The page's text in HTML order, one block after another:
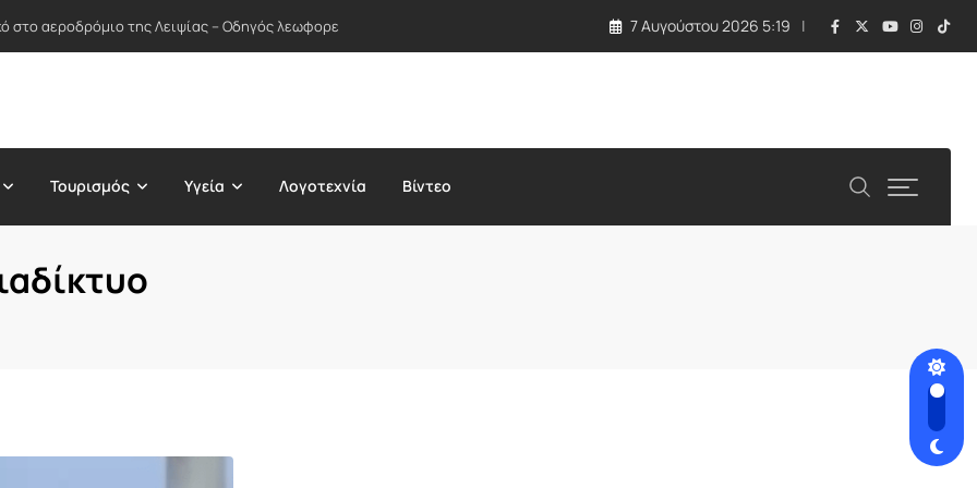
στο αεροδρόμιο της Λειψίας – Οδηγός λεωφορείου απέτρεψε πιθανή τραγωδία με εκρηκτική συσκευή σε drone
7 Αυγούστου 2026 5:19
Τουρισμός Υγεία Λογοτεχνία Βίντεο